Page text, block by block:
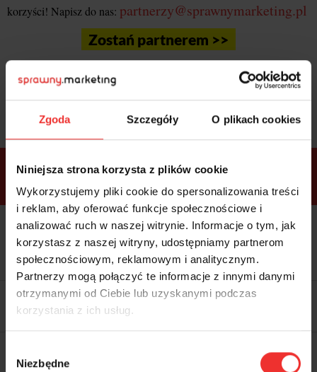
Zgoda Szczegóły O plikach cookies
Niniejsza strona korzysta z plików cookie
Wykorzystujemy pliki cookie do spersonalizowania treści
i reklam, aby oferować funkcje społecznościowe i
analizować ruch w naszej witrynie. Informacje o tym, jak
korzystasz z naszej witryny, udostępniamy partnerom
społecznościowym, reklamowym i analitycznym.
Partnerzy mogą połączyć te informacje z innymi danymi
otrzymanymi od Ciebie lub uzyskanymi podczas
korzystania z ich usług.
zgody
Niezbędne
korzyści! Napisz do nas: partnerzy@sprawnymarketing.pl
Zostań partnerem >>
Sprawdź bonusyi wybierz bilet
ramach
pakietów
VIP Premium
Kolacja z prelegentami i before
party (Hotel Sheraton, 27.10) tylko
wbilecie ALLPASS VIP
Dostępne
tylko w
bilecie
ALLPASS
VIP
Dedykowana strefa VIP z
możliwością networkingu z
prelegentami i wystawcami w
WARTOŚĆ: 1970 zł